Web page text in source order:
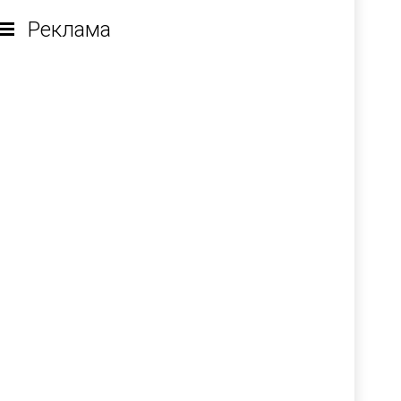
Реклама